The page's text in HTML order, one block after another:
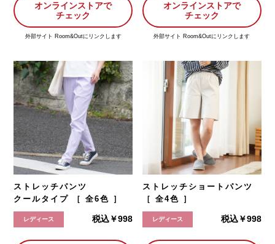
オンラインストアで
チェック
外部サイト Room&Outにリンクします
オンラインストアで
チェック
外部サイト Room&Outにリンクします
ストレッチパンツ
クールタイプ ［ 全6色 ］
レディース 税込￥998
ストレッチショートパンツ
［ 全4色 ］
レディース 税込￥998